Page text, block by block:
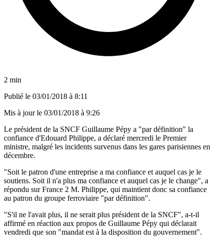
2 min
Publié le 03/01/2018 à 8:11
Mis à jour le 03/01/2018 à 9:26
Le président de la SNCF Guillaume Pépy a "par définition" la
confiance d'Edouard Philippe, a déclaré mercredi le Premier
ministre, malgré les incidents survenus dans les gares parisiennes en
décembre.
"Soit le patron d'une entreprise a ma confiance et auquel cas je le
soutiens. Soit il n'a plus ma confiance et auquel cas je le change", a
répondu sur France 2 M. Philippe, qui maintient donc sa confiance
au patron du groupe ferroviaire "par définition".
"S'il ne l'avait plus, il ne serait plus président de la SNCF", a-t-il
affirmé en réaction aux propos de Guillaume Pépy qui déclarait
vendredi que son "mandat est à la disposition du gouvernement".